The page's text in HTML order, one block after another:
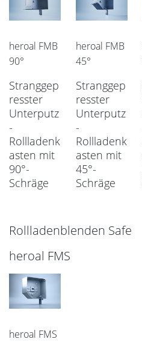
heroal FMB
90°
Stranggep
resster
Unterputz
-
Rollladenk
asten mit
90°-
Schräge
heroal FMB
45°
Stranggep
resster
Unterputz
-
Rollladenk
asten mit
45°-
Schräge
Rollladenblenden Safe
heroal FMS
heroal FMS